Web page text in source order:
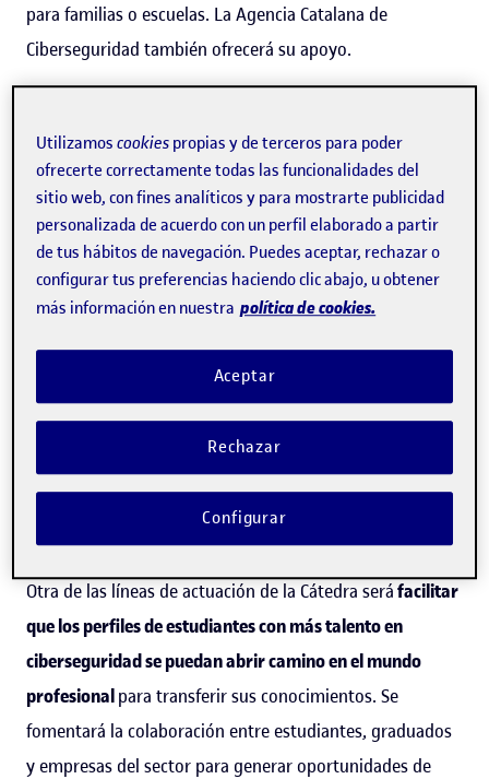
para familias o escuelas. La Agencia Catalana de
Ciberseguridad también ofrecerá su apoyo.
Reforzar la formación y la investigación en
ciberseguridad
La Cátedra de Ciberseguridad ARTEMISA impulsará más
actividades de docencia sobre ciberseguridad gracias a la
creación de un laboratorio decyber range, un entorno
virtual para poner en práctica las habilidades y los
didáctico audiovisual. También se desarrollarán
ciberseguridad enfocadas al desarrollo de soluciones
innovadoras, entre otros objetivos.
Otra de las líneas de actuación de la Cátedra seráfacilitar
que los perfiles de estudiantes con más talento en
ciberseguridad se puedan abrir camino en el mundo
profesionalpara transferir sus conocimientos. Se
fomentará la colaboración entre estudiantes, graduados
y empresas del sector para generar oportunidades de
Utilizamoscookies propias y de terceros para poder
ofrecerte correctamente todas las funcionalidades del
sitio web, con fines analíticos y para mostrarte publicidad
personalizada de acuerdo con un perfil elaborado a partir
de tus hábitos de navegación. Puedes aceptar, rechazar o
configurar tus preferencias haciendo clic abajo, u obtener
más información en nuestra política de cookies.
Rechazar
Aceptar
Configurar